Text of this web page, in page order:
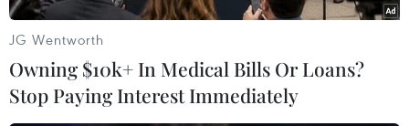
JG Wentworth
Owning $10k+ In Medical Bills Or Loans?
Stop Paying Interest Immediately